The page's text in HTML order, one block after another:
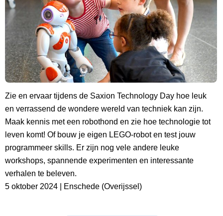
Zie en ervaar tijdens de Saxion Technology Day hoe leuk
en verrassend de wondere wereld van techniek kan zijn.
Maak kennis met een robothond en zie hoe technologie tot
leven komt! Of bouw je eigen LEGO-robot en test jouw
programmeer skills. Er zijn nog vele andere leuke​
workshops, spannende experimenten en interessante
verhalen te beleven.
5 oktober 2024 | Enschede (Overijssel)